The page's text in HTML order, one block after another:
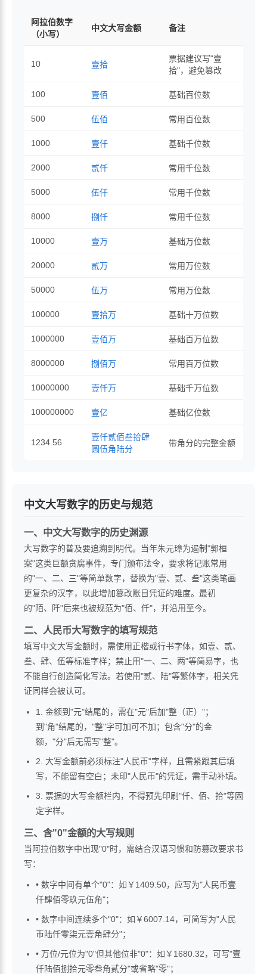
阿拉伯数字
（小写）
中文大写金额 备注
10 壹拾
票据建议写"壹
拾"，避免篡改
100 壹佰 基础百位数
500 伍佰 常用百位数
1000 壹仟 基础千位数
2000 贰仟 常用千位数
5000 伍仟 常用千位数
8000 捌仟 常用千位数
10000 壹万 基础万位数
20000 贰万 常用万位数
50000 伍万 常用万位数
100000 壹拾万 基础十万位数
1000000 壹佰万 基础百万位数
8000000 捌佰万 常用百万位数
10000000 壹仟万 基础千万位数
100000000 壹亿 基础亿位数
1234.56
壹仟贰佰叁拾肆
圆伍角陆分
带角分的完整金额
中文大写数字的历史与规范
一、中文大写数字的历史渊源
大写数字的普及要追溯到明代。当年朱元璋为遏制"郭桓
案"这类巨额贪腐事件，专门颁布法令，要求将记账常用
的"一、二、三"等简单数字，替换为"壹、贰、叁"这类笔画
更复杂的汉字，以此增加篡改账目凭证的难度。最初
的"陌、阡"后来也被规范为"佰、仟"，并沿用至今。
二、人民币大写数字的填写规范
填写中文大写金额时，需使用正楷或行书字体，如壹、贰、
叁、肆、伍等标准字样；禁止用"一、二、两"等简易字，也
不能自行创造简化写法。若使用"贰、陆"等繁体字，相关凭
证同样会被认可。
1. 金额到"元"结尾的，需在"元"后加"整（正）"；
到"角"结尾的，"整"字可加可不加；包含"分"的金
额，"分"后无需写"整"。
2. 大写金额前必须标注"人民币"字样，且需紧跟其后填
写，不能留有空白；未印"人民币"的凭证，需手动补填。
3. 票据的大写金额栏内，不得预先印刷"仟、佰、拾"等固
定字样。
三、含"0"金额的大写规则
当阿拉伯数字中出现"0"时，需结合汉语习惯和防篡改要求书
写：
• 数字中间有单个"0"：如￥1409.50，应写为"人民币壹
仟肆佰零玖元伍角"；
• 数字中间连续多个"0"：如￥6007.14，可简写为"人民
币陆仟零柒元壹角肆分"；
• 万位/元位为"0"但其他位非"0"：如￥1680.32，可写"壹
仟陆佰捌拾元零叁角贰分"或省略"零"；